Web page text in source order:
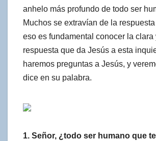
anhelo más profundo de todo ser
Muchos se extravían de la
eso es fundamental conocer la clara
respuesta que da Jesús a esta
haremos preguntas a Jesús, y
dice en su palabra.
1. Señor, ¿todo ser humano que